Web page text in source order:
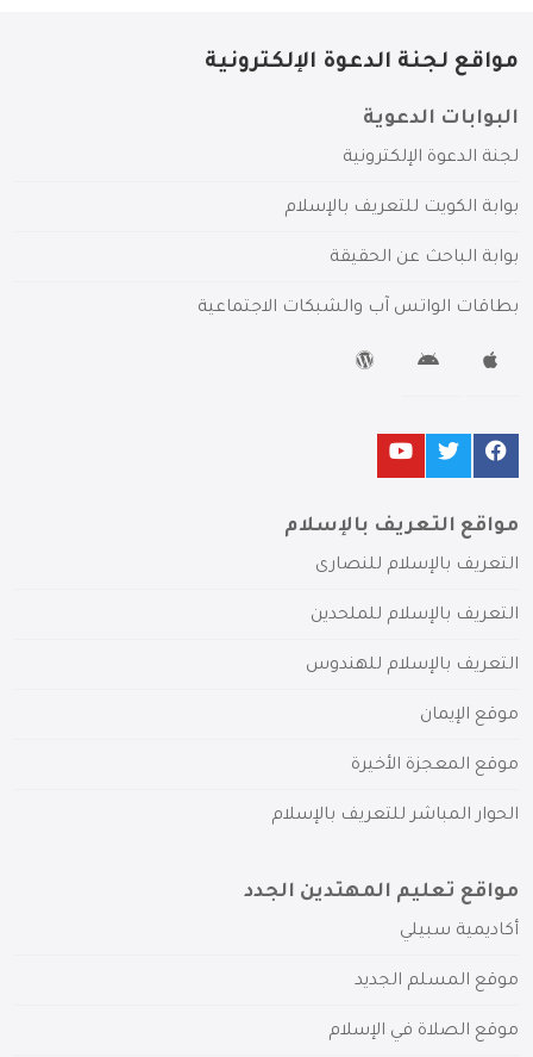
مواقع لجنة الدعوة الإلكترونية
البوابات الدعوية
لجنة الدعوة الإلكترونية
بوابة الكويت للتعريف بالإسلام
بوابة الباحث عن الحقيقة
بطاقات الواتس آب والشبكات الاجتماعية
مواقع التعريف بالإسلام
التعريف بالإسلام للنصارى
التعريف بالإسلام للملحدين
التعريف بالإسلام للهندوس
موقع الإيمان
موقع المعجزة الأخيرة
الحوار المباشر للتعريف بالإسلام
مواقع تعليم المهتدين الجدد
أكاديمية سبيلي
موقع المسلم الجديد
موقع الصلاة في الإسلام